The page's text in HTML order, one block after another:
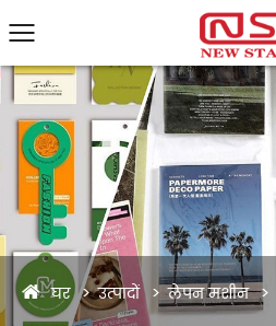
घर उत्पादों लेपन मशीन